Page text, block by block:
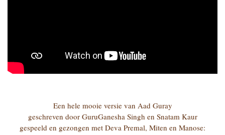
Een hele mooie versie van Aad Guray
geschreven door GuruGanesha Singh en Snatam Kaur
gespeeld en gezongen met Deva Premal, Miten en Manose: